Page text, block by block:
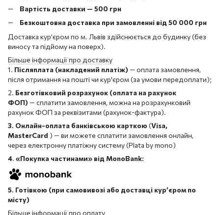
Вартість доставки — 500 грн
Безкоштовна доставка при замовленні від 50 000 грн
Доставка кур’єром по м. Львів здійснюється до будинку (без
виносу та підйому на поверх).
Більше інформації про доставку
1. Післяплата (накладений платіж) — оплата замовлення,
після отримання на пошті чи кур'єром (за умови передоплати);
2. Безготівковий розрахунок (оплата на рахунок
ФОП) — сплатити замовлення, можна на розрахунковий
рахунок ФОП за реквізитами (рахунок-фактура).
3. Онлайн-оплата банківською карткою (Visa,
MasterCard ) — ви можете сплатити замовлення онлайн,
через електронну платіжну систему (Plata by mono)
4. «Покупка частинами» від MonoBank:
5. Готівкою (при самовивозі або доставці кур’єром по
місту)
Більше інформації про оплату